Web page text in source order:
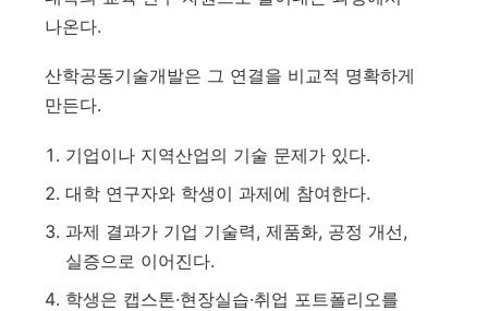
나온다.
산학공동기술개발은 그 연결을 비교적 명확하게
만든다.
기업이나 지역산업의 기술 문제가 있다.
대학 연구자와 학생이 과제에 참여한다.
과제 결과가 기업 기술력, 제품화, 공정 개선,
실증으로 이어진다.
학생은 캡스톤·현장실습·취업 포트폴리오를